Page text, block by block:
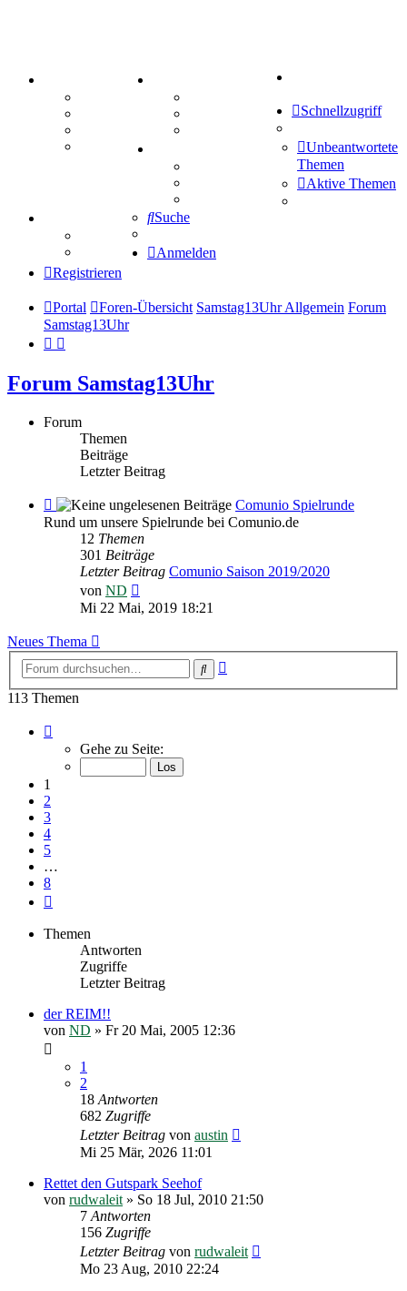
Mastodon
Treffenübersicht
Zitatesammlung
Schiffe versenken
Tipprunde
Comunio
Schnellzugriff
Unbeantwortete
Themen
Aktive Themen
Suche
Anmelden
Registrieren
Portal Foren-Übersicht Samstag13Uhr Allgemein Forum
Samstag13Uhr
Forum Samstag13Uhr
Forum
Themen
Beiträge
Letzter Beitrag
Feed
-
Comunio
Spielrunde
Comunio Spielrunde
Rund um unsere Spielrunde bei Comunio.de
12 Themen
301 Beiträge
Letzter Beitrag Comunio Saison 2019/2020
von ND
Beitrag
Mi 22 Mai, 2019 18:21
Neues Thema
Suche
113 Themen
von
Gehe zu Seite:
1
2
3
4
5
…
8
Themen
Antworten
Zugriffe
Letzter Beitrag
der REIM!!
von ND » Fr 20 Mai, 2005 12:36
1
2
18Antworten
682 Zugriffe
Letzter Beitrag von austin
Mi 25 Mär, 2026 11:01
Rettet den Gutspark Seehof
von rudwaleit» So 18 Jul, 2010 21:50
7Antworten
156 Zugriffe
Letzter Beitrag von rudwaleit
Mo 23 Aug, 2010 22:24